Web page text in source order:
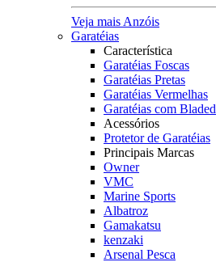
Veja mais Anzóis
Garatéias
Característica
Garatéias Foscas
Garatéias Pretas
Garatéias Vermelhas
Garatéias com Bladed
Acessórios
Protetor de Garatéias
Principais Marcas
Owner
VMC
Marine Sports
Albatroz
Gamakatsu
kenzaki
Arsenal Pesca